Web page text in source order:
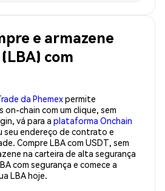
e armazene
com
da Phemexpermite
chain com um clique, sem
vá para a plataforma Onchain
seu endereço de contrato e
Compre LBA com USDT, sem
na carteira de alta segurança
com segurança e comece a
LBA hoje.